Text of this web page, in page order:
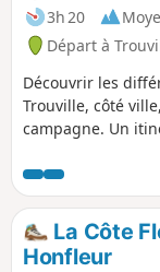
3h 20
Départ à
Découvrir les
Trouville, côté
campagne. Un
campagne
connaissent que
La Côte
Honfleur